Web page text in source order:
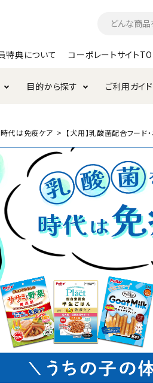
特典について コーポレートサイト
お手入れ・ケア
サークル・ケージ
防虫用品
替え・交換パーツ
トイレタリー・消
キャリーバッグ
服・ウェア
極上
けりぐるみ特集
目的から探す
夜のお散歩
まとめ買いでオトク！！
ご利用ガイ
ご注文方法につ
約
時代は免疫ケア 【犬用】乳酸菌配合フード